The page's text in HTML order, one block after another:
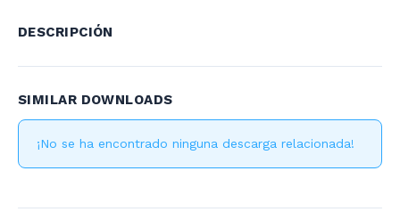
DESCRIPCIÓN
SIMILAR DOWNLOADS
¡No se ha encontrado ninguna descarga relacionada!